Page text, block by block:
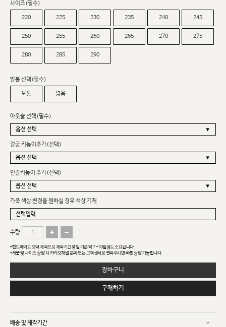
사이즈(필수)
220 225 230 235 240 245
250 255 260 265 270 275
280 285 290
발볼 선택(필수)
보통 넓음
아웃솔 선택(필수)
겉굽 키높이추가(선택)
인솔키높이 추가(선택)
가죽 색상 변경을 원하실 경우 색상 기재
수량
*핸드메이드 오더 제작으로 제작기간 평일 기준 약 7~10일정도 소요됩니다.
*제품 및 사이즈 상담 시 카카오채널 문의 또는 고객센터로 연락주시면 빠른 상담 가능합니다.
장바구니
구매하기
배송 및 제작기간